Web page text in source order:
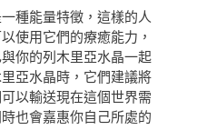
種能量特徵，這樣的人
使用它們的療癒能力，
你的列木里亞水晶一起
亞水晶時，它們建議將
以輸送現在這個世界需
也會嘉惠你自己所處的